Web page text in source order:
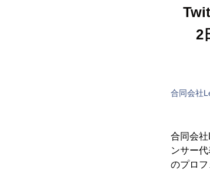
2
合同会社
合同会
ンサー
のプロ